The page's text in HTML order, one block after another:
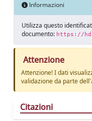
Informazioni
Utilizza questo
documento: https://
Attenzione
Attenzione! I dati
validazione da parte
Citazioni